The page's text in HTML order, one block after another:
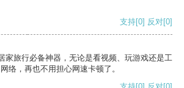
支持[0] 反对[0]
家旅行必备神器，无论是看视频、玩游戏还是工
络，再也不用担心网速卡顿了。